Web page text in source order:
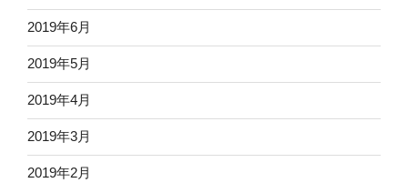
2019年6月
2019年5月
2019年4月
2019年3月
2019年2月